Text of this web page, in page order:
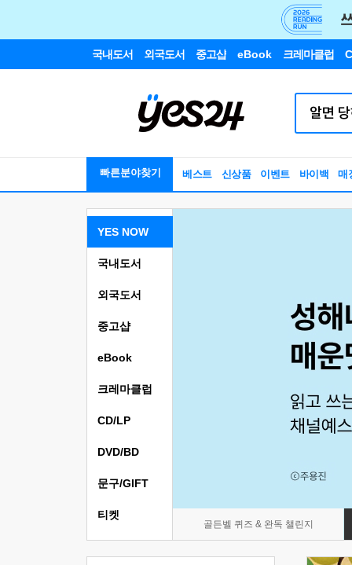
국내도서 외국도서 중고샵 eBook 크레마클럽
빠른분야찾기 베스트 신상품 이벤트 바이백 매
YES NOW
골든벨 퀴즈 & 완독 챌린지
국내도서
외국도서
중고샵
eBook
크레마클럽
CD/LP
DVD/BD
문구/GIFT
티켓